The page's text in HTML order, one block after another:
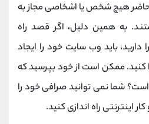
هیچ شخص یا اشخاصی مجاز به
به همین دلیل، اگر قصد راه
دارید، باید وب سایت خود را ایجاد
کنید. ممکن است از خود بپرسید که
است؟ شما نمی توانید صرافی خود را
راه اندازی کنید.